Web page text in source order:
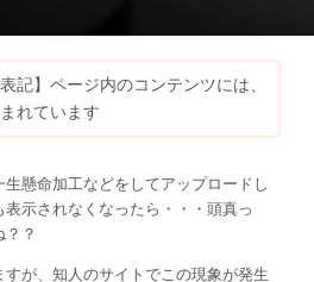
記】ページ内のコンテンツには、
れています
懸命加工などをしてアップロードし
示されなくなったら・・・頭真っ
？
が、知人のサイトでこの現象が発生